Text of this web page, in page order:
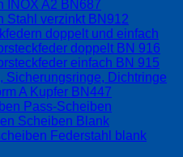
INOX A2 BN687
Stahl verzinkt BN912
doppelt und einfach
doppelt BN 916
einfach BN 915
Sicherungsringe, Dichtringe
A Kupfer BN447
Pass-Scheiben
Scheiben Blank
Federstahl blank